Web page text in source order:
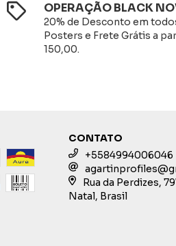
OPERAÇÃO BLACK
20% de Desconto em
Posters e Frete Grátis a
150,00.
CONTATO
+5584994006046
Rua da Perdizes,
Natal, Brasil